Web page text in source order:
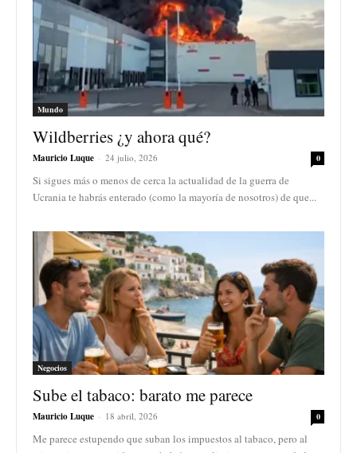
Mundo
Wildberries ¿y ahora qué?
Mauricio Luque - 24 julio, 2026 0
Si sigues más o menos de cerca la actualidad de la guerra de
Ucrania te habrás enterado (como la mayoría de nosotros) de que...
Negocios
Sube el tabaco: barato me parece
Mauricio Luque - 18 abril, 2026 0
Me parece estupendo que suban los impuestos al tabaco, pero al